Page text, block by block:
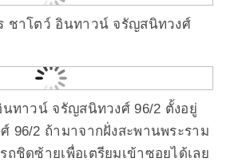
ชาโตว์ อินทาวน์ จรัญสนิทวงศ์
นทาวน์ จรัญสนิทวงศ์ 96/2 ตั้งอยู่
96/2 ถ้ามาจากฝั่งสะพานพระราม
ถชิดซ้ายเพื่อเตรียมเข้าซอยได้เลย